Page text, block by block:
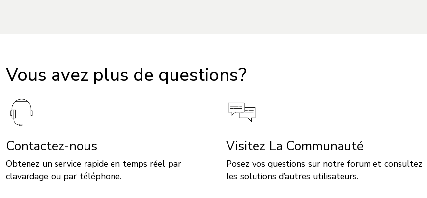
Vous avez plus de questions?
Contactez-nous
Obtenez un service rapide en temps réel par
clavardage ou par téléphone.
Visitez La Communauté
Posez vos questions sur notre forum et consultez
les solutions d’autres utilisateurs.